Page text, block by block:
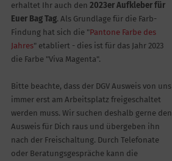
erhaltet Ihr auch den 2023er Aufkleber für
Euer Bag Tag. Als Grundlage für die Farb-
Findung hat sich die "Pantone Farbe des
Jahres" etabliert - dies ist für das Jahr 2023
die Farbe "Viva Magenta".
Bitte beachte, dass der DGV Ausweis von uns
immer erst am Arbeitsplatz freigeschaltet
werden muss. Wir suchen deshalb gerne den
Ausweis für Dich raus und übergeben ihn
nach der Freischaltung. Durch Telefonate
oder Beratungsgespräche kann die